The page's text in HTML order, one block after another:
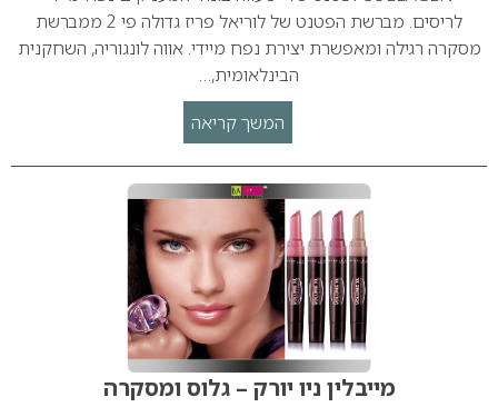
לריסים. מברשת הפטנט של לוריאל פריז גדולה פי 2 ממברשת
מסקרה רגילה ומאפשרת יצירת נפח מיידי. אווה לונגוריה, השחקנית
הבינלאומית,…
המשך קריאה
מייבלין ניו יורק – גלוס ומסקרה